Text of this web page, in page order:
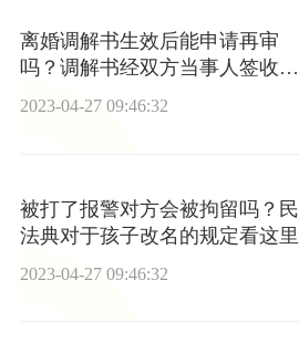
离婚调解书生效后能申请再审
吗？调解书经双方当事人签收后
即具有法律效力了吗？
2023-04-27 09:46:32
被打了报警对方会被拘留吗？民
法典对于孩子改名的规定看这里
2023-04-27 09:46:32